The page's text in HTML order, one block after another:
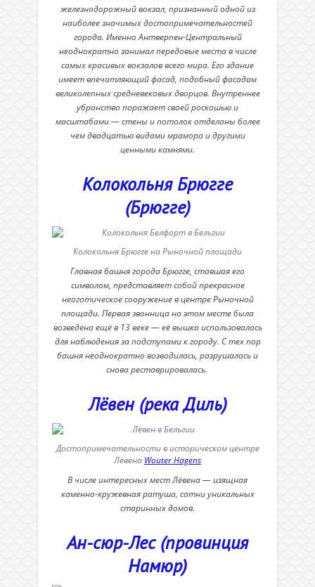
железнодорожный вокзал, признанный одной из
наиболее значимых достопримечательностей
города. Именно Антверпен-Центральный
неоднократно занимал передовые места в числе
самых красивых вокзалов всего мира. Его здание
имеет впечатляющий фасад, подобный фасадам
великолепных средневековых дворцов. Внутреннее
убранство поражает своей роскошью и
масштабами — стены и потолок отделаны более
чем двадцатью видами мрамора и другими
ценными камнями.
Колокольня Брюгге
(Брюгге)
Колокольня Брюгге на Рыночной площади
Главная башня города Брюгге, ставшая его
символом, представляет собой прекрасное
неоготическое сооружение в центре Рыночной
площади. Первая звонница на этом месте была
возведена ещё в 13 веке — её вышка использовалась
для наблюдения за подступами к городу. С тех пор
башня неоднократно возводилась, разрушалась и
снова реставрировалась.
Лёвен (река Диль)
Достопримечательности в историческом центре
Лёвена Wouter Hagens
В числе интересных мест Лёвена — изящная
каменно-кружевная ратуша, сотни уникальных
старинных домов.
Ан-сюр-Лес (провинция
Намюр)